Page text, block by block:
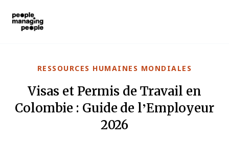
RESSOURCES HUMAINES MONDIALES
Visas et Permis de Travail en
Colombie : Guide de l’Employeur
2026